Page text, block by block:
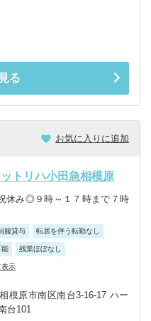
る
お気に入りに追加
トリハ小田急相模原
休み◎９時～１７時まで７時
服貸与 転居を伴う転勤なし
能 残業ほぼなし
表示
模原市南区南台3-16-17 ハー
台101